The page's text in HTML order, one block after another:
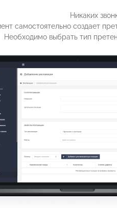
Никаких
самостоятельно создает
Необходимо выбрать тип